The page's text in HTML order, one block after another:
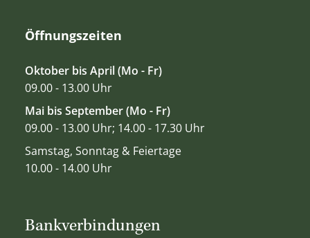
Bankverbindungen
Öffnungszeiten
Oktober bis April (Mo - Fr)
09.00 - 13.00 Uhr
Mai bis September (Mo - Fr)
09.00 - 13.00 Uhr; 14.00 - 17.30 Uhr
Samstag, Sonntag & Feiertage
10.00 - 14.00 Uhr